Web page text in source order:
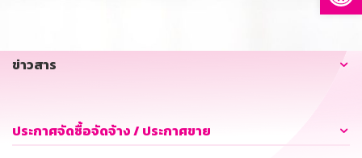
ข่าวสาร
ประกาศจัดซื้อจัดจ้าง / ประกาศขาย